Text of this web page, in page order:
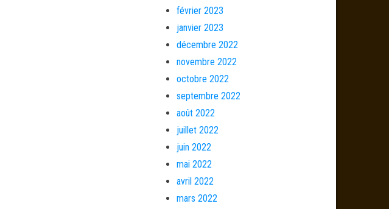
février 2023
janvier 2023
décembre 2022
novembre 2022
octobre 2022
septembre 2022
août 2022
juillet 2022
juin 2022
mai 2022
avril 2022
mars 2022